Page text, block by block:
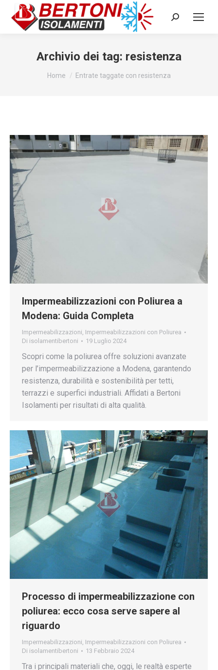
Cerca:
Archivio dei tag: resistenza
Tu sei qui:
Home Entrate taggate con resistenza
Impermeabilizzazioni con Poliurea a
Modena: Guida Completa
Impermeabilizzazioni Impermeabilizzazioni con Poliurea
Di isolamentibertoni 19 Luglio 2024
Scopri come la poliurea offre soluzioni avanzate
per l’impermeabilizzazione a Modena, garantendo
resistenza, durabilità e sostenibilità per tetti,
terrazzi e superfici industriali. Affidati a Bertoni
Isolamenti per risultati di alta qualità.
Processo di impermeabilizzazione con
poliurea: ecco cosa serve sapere al
riguardo
Impermeabilizzazioni Impermeabilizzazioni con Poliurea
Di isolamentibertoni 13 Febbraio 2024
Tra i principali materiali che, oggi, le realtà esperte